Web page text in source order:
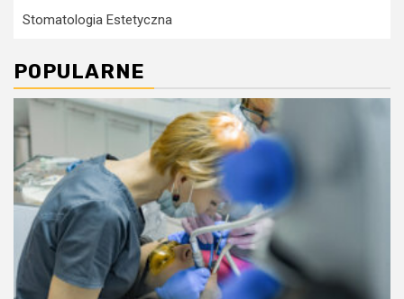
Stomatologia Estetyczna
POPULARNE